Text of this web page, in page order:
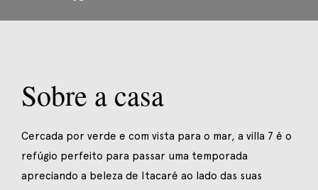
Sobre a casa
Cercada por verde e com vista para o mar, a villa 7 é o
refúgio perfeito para passar uma temporada
apreciando a beleza de Itacaré ao lado das suas